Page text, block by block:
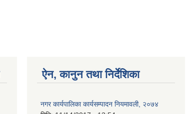
ऐन, कानुन तथा निर्देशिका
नगर कार्यपालिका कार्यसम्पादन नियमावली, २०७४